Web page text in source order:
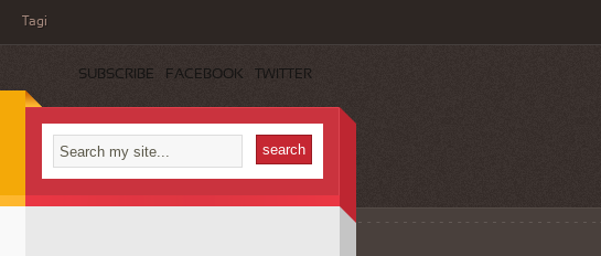
Tagi
SUBSCRIBE FACEBOOK TWITTER